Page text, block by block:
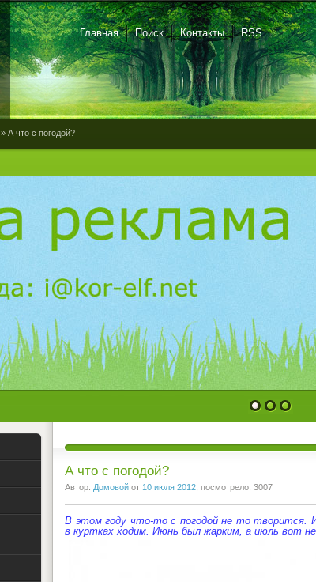
Главная Поиск Контакты RSS
» А что с погодой?
1 2 3
А что с погодой?
Автор: Домовой от 10 июля 2012 , посмотрело: 3007
В этом году что-то с погодой не то творится.
в куртках ходим. Июнь был жарким, а июль вот